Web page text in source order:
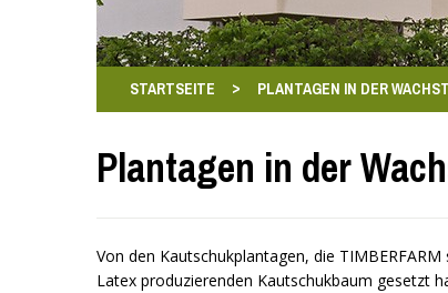
STARTSEITE > PLANTAGEN IN DER
Plantagen in der
Von den Kautschukplantagen, die
Latex produzierenden Kautschukbaum gesetzt